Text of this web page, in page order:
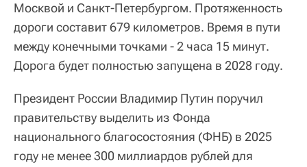
Москвой и Санкт-Петербургом. Протяженность
дороги составит 679 километров. Время в пути
между конечными точками - 2 часа 15 минут.
Дорога будет полностью запущена в 2028 году.
Президент России Владимир Путин поручил
правительству выделить из Фонда
национального благосостояния (ФНБ) в 2025
году не менее 300 миллиардов рублей для